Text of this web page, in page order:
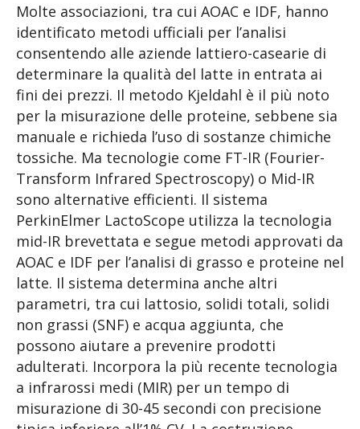
Molte associazioni, tra cui AOAC e IDF, hanno
identificato metodi ufficiali per l’analisi
consentendo alle aziende lattiero-casearie di
determinare la qualità del latte in entrata ai
fini dei prezzi. Il metodo Kjeldahl è il più noto
per la misurazione delle proteine, sebbene sia
manuale e richieda l’uso di sostanze chimiche
tossiche. Ma tecnologie come FT-IR (Fourier-
Transform Infrared Spectroscopy) o Mid-IR
sono alternative efficienti. Il sistema
PerkinElmer LactoScope utilizza la tecnologia
mid-IR brevettata e segue metodi approvati da
AOAC e IDF per l’analisi di grasso e proteine nel
latte. Il sistema determina anche altri
parametri, tra cui lattosio, solidi totali, solidi
non grassi (SNF) e acqua aggiunta, che
possono aiutare a prevenire prodotti
adulterati. Incorpora la più recente tecnologia
a infrarossi medi (MIR) per un tempo di
misurazione di 30-45 secondi con precisione